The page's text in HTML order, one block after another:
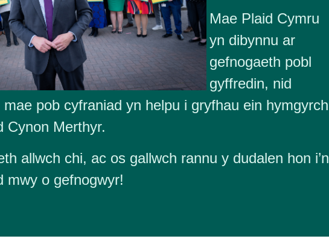
Mae Plaid Cymru
yn dibynnu ar
gefnogaeth pobl
gyffredin, nid
pob cyfraniad yn helpu i gryfhau ein hymgyrch
Cynon Merthyr.
allwch chi, ac os gallwch rannu y dudalen hon i’n
mwy o gefnogwyr!